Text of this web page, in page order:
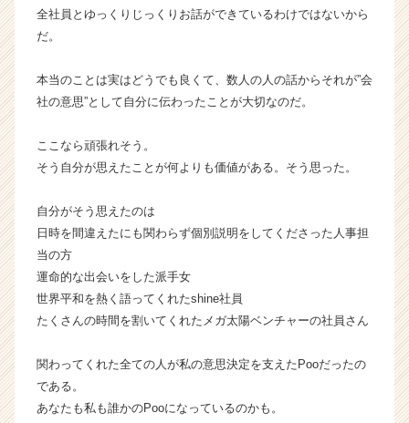
全社員とゆっくりじっくりお話ができているわけではないから
だ。
本当のことは実はどうでも良くて、数人の人の話からそれが”会
社の意思”として自分に伝わったことが大切なのだ。
ここなら頑張れそう。
そう自分が思えたことが何よりも価値がある。そう思った。
自分がそう思えたのは
日時を間違えたにも関わらず個別説明をしてくださった人事担
当の方
運命的な出会いをした派手女
世界平和を熱く語ってくれたshine社員
たくさんの時間を割いてくれたメガ太陽ベンチャーの社員さん
関わってくれた全ての人が私の意思決定を支えたPooだったの
である。
あなたも私も誰かのPooになっているのかも。